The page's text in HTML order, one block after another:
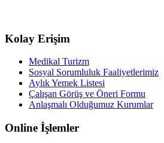
Kolay Erişim
Medikal Turizm
Sosyal Sorumluluk Faaliyetlerimiz
Aylık Yemek Listesi
Çalışan Görüş ve Öneri Formu
Anlaşmalı Olduğumuz Kurumlar
Online İşlemler